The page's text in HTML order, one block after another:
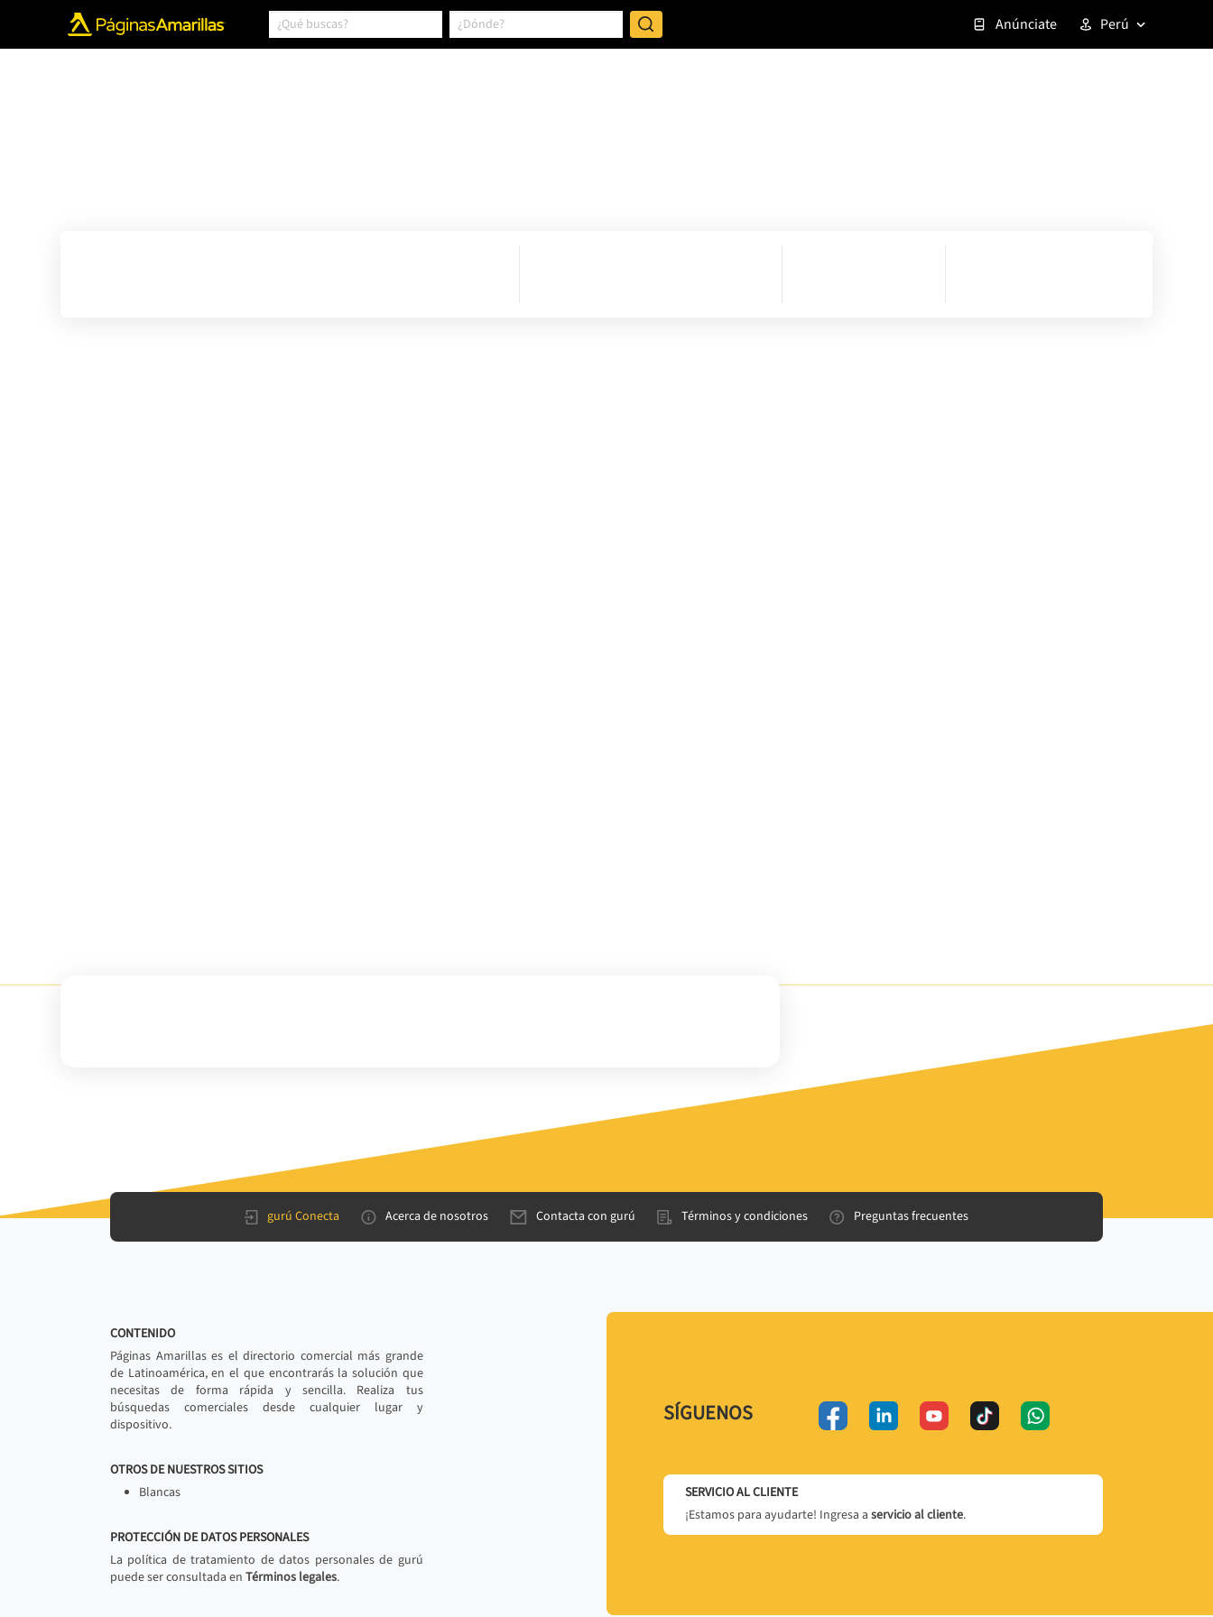
Anúnciate Perú
gurú Conecta Acerca de nosotros Contacta con gurú Términos y condiciones Preguntas frecuentes
CONTENIDO
Páginas Amarillas es el directorio comercial más grande
de Latinoamérica, en el que encontrarás la solución que
necesitas de forma rápida y sencilla. Realiza tus
búsquedas comerciales desde cualquier lugar y
dispositivo.
OTROS DE NUESTROS SITIOS
Blancas
PROTECCIÓN DE DATOS PERSONALES
La política de tratamiento de datos personales de gurú
puede ser consultada en Términos legales.
SÍGUENOS
SERVICIO AL CLIENTE
¡Estamos para ayudarte! Ingresa a servicio al cliente.